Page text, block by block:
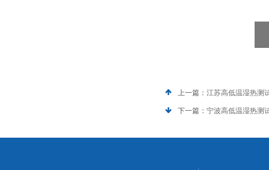
上一篇： 江苏高低温湿热测
下一篇： 宁波高低温湿热测